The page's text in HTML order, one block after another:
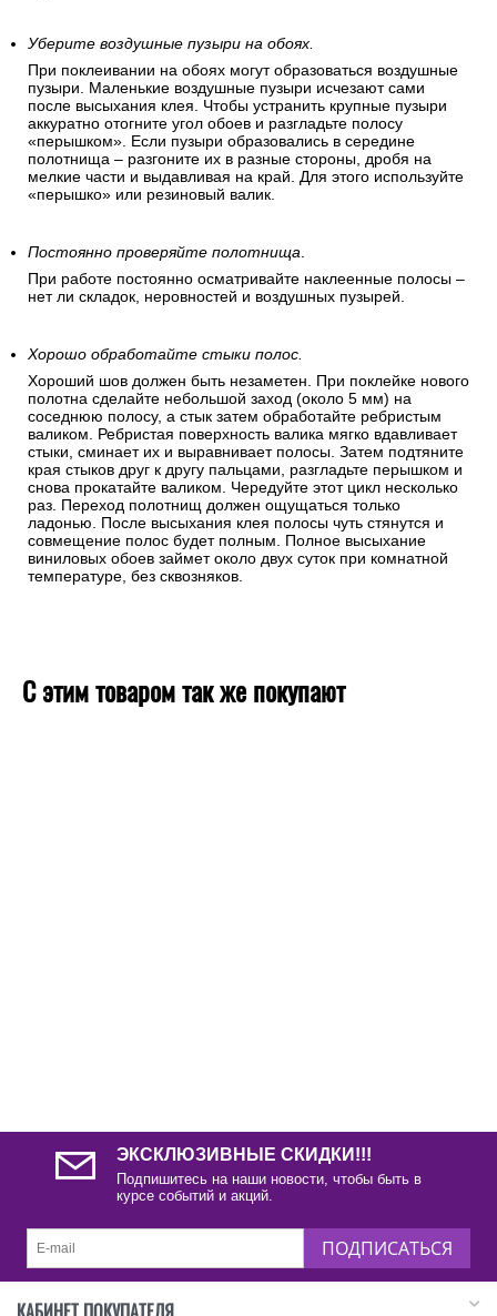
Уберите воздушные пузыри на обоях.
При поклеивании на обоях могут образоваться воздушные
пузыри. Маленькие воздушные пузыри исчезают сами
после высыхания клея. Чтобы устранить крупные пузыри
аккуратно отогните угол обоев и разгладьте полосу
«перышком». Если пузыри образовались в середине
полотнища – разгоните их в разные стороны, дробя на
мелкие части и выдавливая на край. Для этого используйте
«перышко» или резиновый валик.
Постоянно проверяйте полотнища.
При работе постоянно осматривайте наклеенные полосы –
нет ли складок, неровностей и воздушных пузырей.
Хорошо обработайте стыки полос.
Хороший шов должен быть незаметен. При поклейке нового
полотна сделайте небольшой заход (около 5 мм) на
соседнюю полосу, а стык затем обработайте ребристым
валиком. Ребристая поверхность валика мягко вдавливает
стыки, сминает их и выравнивает полосы. Затем подтяните
края стыков друг к другу пальцами, разгладьте перышком и
снова прокатайте валиком. Чередуйте этот цикл несколько
раз. Переход полотнищ должен ощущаться только
ладонью. После высыхания клея полосы чуть стянутся и
совмещение полос будет полным. Полное высыхание
виниловых обоев займет около двух суток при комнатной
температуре, без сквозняков.
С этим товаром так же покупают
ЭКСКЛЮЗИВНЫЕ СКИДКИ!!!
Подпишитесь на наши новости, чтобы быть в
курсе событий и акций.
ПОДПИСАТЬСЯ